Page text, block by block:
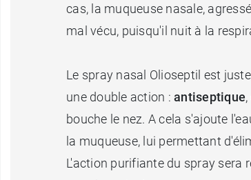
cas, la muqueuse nasale,
mal vécu, puisqu'il nuit à la
Le spray nasal Olioseptil est
une double action : antiseptique
bouche le nez. A cela s'ajoute
la muqueuse, lui permettant
L'action purifiante du spray sera